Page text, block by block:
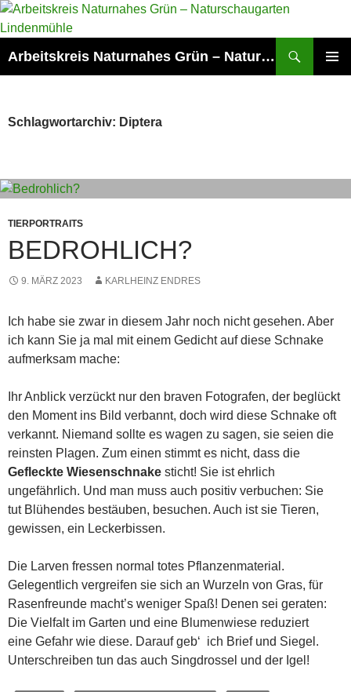
Zum
Inhalt
Arbeitskreis Naturnahes Grün – Naturschaugarten Lindenmühle
Schlagwortarchiv: Diptera
TIERPORTRAITS
BEDROHLICH?
9. MÄRZ 2023 KARLHEINZ ENDRES
Ich habe sie zwar in diesem Jahr noch nicht gesehen. Aber
ich kann Sie ja mal mit einem Gedicht auf diese Schnake
aufmerksam mache:
Ihr Anblick verzückt nur den braven Fotografen, der beglückt
den Moment ins Bild verbannt, doch wird diese Schnake oft
verkannt. Niemand sollte es wagen zu sagen, sie seien die
reinsten Plagen. Zum einen stimmt es nicht, dass die
Gefleckte Wiesenschnake sticht! Sie ist ehrlich
ungefährlich. Und man muss auch positiv verbuchen: Sie
tut Blühendes bestäuben, besuchen. Auch ist sie Tieren,
gewissen, ein Leckerbissen.
Die Larven fressen normal totes Pflanzenmaterial.
Gelegentlich vergreifen sie sich an Wurzeln von Gras, für
Rasenfreunde macht’s weniger Spaß! Denen sei geraten:
Die Vielfalt im Garten und eine Blumenwiese reduziert
eine Gefahr wie diese. Darauf geb‘ ich Brief und Siegel.
Unterschreiben tun das auch Singdrossel und der Igel!